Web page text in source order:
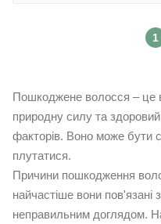
1
Пошкоджене волосся – це
природну силу та
факторів. Воно може бути
плутатися.
Причини пошкодження
найчастіше вони пов'язані
неправильним доглядом.